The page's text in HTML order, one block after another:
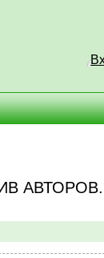
АВТОРОВ.